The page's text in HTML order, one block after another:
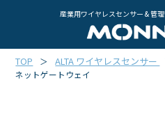
産業用ワイヤレスセンサー & 管
TOP ＞ ALTA ワイヤレスセンサー
ネットゲートウェイ